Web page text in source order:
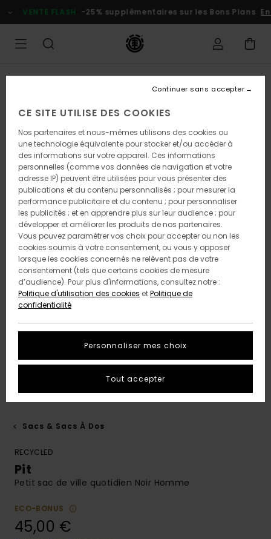
l'information
VENTE FLASH -25% supplémentaires sur les Bons Plans En
Sacs & Sacs À Dos
RECYCLED
Pit
Petit sac de ville quotidien Noir Homme
ECO-BONUS
45,00 €
CE SITE UTILISE DES COOKIES
Nos partenaires et nous-mêmes utilisons des cookies ou
une technologie équivalente pour stocker et/ou accéder à
des informations sur votre appareil. Ces informations
personnelles (comme vos données de navigation et votre
adresse IP) peuvent être utilisées pour vous présenter des
publications et du contenu personnalisés ; pour mesurer la
performance publicitaire et du contenu ; pour personnaliser
les publicités ; et en apprendre plus sur leur audience ; pour
développer et améliorer les produits de nos partenaires.
Vous pouvez paramétrer vos choix pour accepter ou non les
cookies soumis à votre consentement, ou vous y opposer
lorsque les cookies concernés ne relèvent pas de votre
consentement (tels que certains cookies de mesure
d’audience). Pour plus d'informations, consultez notre :
Politique d'utilisation des cookies etPolitique de
confidentialité
Personnaliser mes choix
Continuer sans accepter
Tout accepter